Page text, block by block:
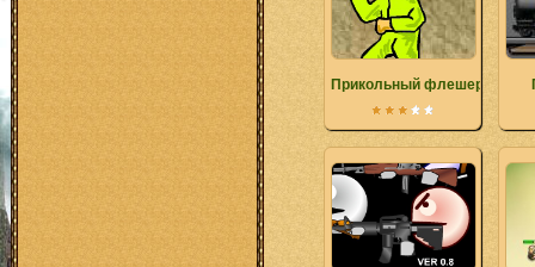
Прикольный флешер